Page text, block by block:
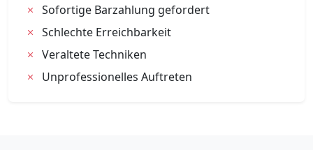
Sofortige Barzahlung gefordert
Schlechte Erreichbarkeit
Veraltete Techniken
Unprofessionelles Auftreten